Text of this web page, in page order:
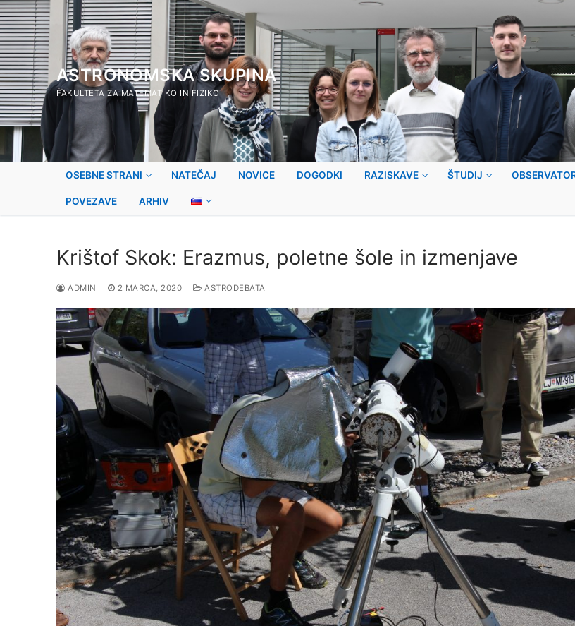
Preskoči
na
vsebino
ASTRONOMSKA SKUPINA
FAKULTETA ZA MATEMATIKO IN FIZIKO
OSEBNE STRANI NATEČAJ NOVICE DOGODKI RAZISKAVE ŠTUDIJ
POVEZAVE ARHIV
Krištof Skok: Erazmus, poletne šole in izmenjave
ADMIN 2 MARCA, 2020 ASTRODEBATA